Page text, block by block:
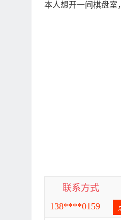
本人想开一间棋盘室
联系方式
138****0159